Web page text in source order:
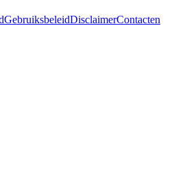
GebruiksbeleidDisclaimerContacten